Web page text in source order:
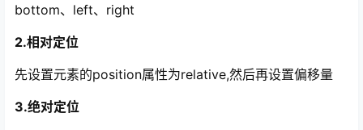
bottom、left、right
2.相对定位
先设置元素的position属性为relative,然后再设置偏移量
3.绝对定位